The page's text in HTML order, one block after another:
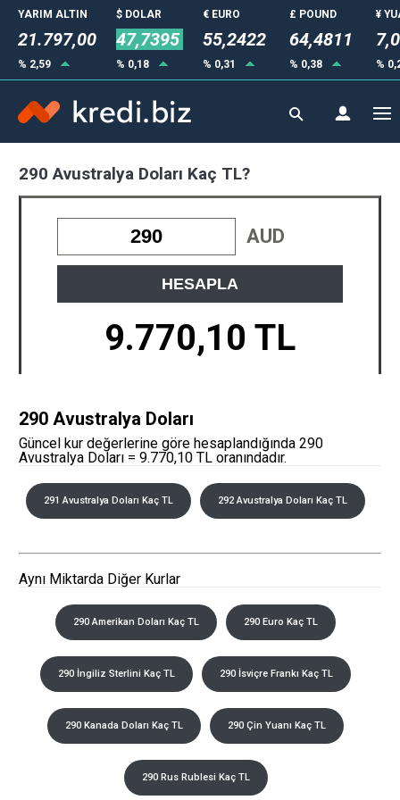
YARIM ALTIN
21.797,00
% 2,59
$ DOLAR
47,7395
% 0,18
€ EURO
55,2422
% 0,31
£ POUND
64,4811
% 0,38
¥
%
290 Avustralya Doları Kaç TL?
AUD
HESAPLA
9.770,10 TL
290 Avustralya Doları
Güncel kur değerlerine göre hesaplandığında 290
Avustralya Doları = 9.770,10 TL oranındadır.
291 Avustralya Doları Kaç TL 292 Avustralya Doları Kaç TL
Aynı Miktarda Diğer Kurlar
290 Amerikan Doları Kaç TL 290 Euro Kaç TL
290 İngiliz Sterlini Kaç TL 290 İsviçre Frankı Kaç TL
290 Kanada Doları Kaç TL 290 Çin Yuanı Kaç TL
290 Rus Rublesi Kaç TL